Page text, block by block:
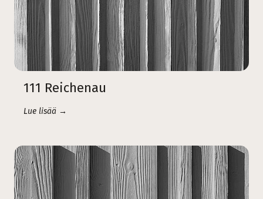
111 Reichenau
Lue lisää →